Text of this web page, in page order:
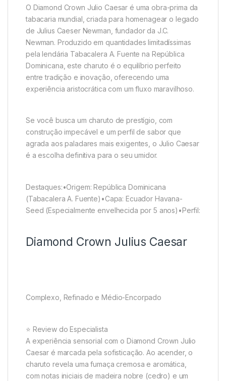
O Diamond Crown Julio Caesar é uma obra-prima da
tabacaria mundial, criada para homenagear o legado
de Julius Caeser Newman, fundador da J.C.
Newman. Produzido em quantidades limitadíssimas
pela lendária Tabacalera A. Fuente na República
Dominicana, este charuto é o equilíbrio perfeito
entre tradição e inovação, oferecendo uma
experiência aristocrática com um fluxo maravilhoso.
Se você busca um charuto de prestígio, com
construção impecável e um perfil de sabor que
agrada aos paladares mais exigentes, o Julio Caesar
é a escolha definitiva para o seu umidor.
Destaques:•Origem: República Dominicana
(Tabacalera A. Fuente)•Capa: Ecuador Havana-
Seed (Especialmente envelhecida por 5 anos)•Perfil:
Diamond Crown Julius Caesar
Complexo, Refinado e Médio-Encorpado
⭐ Review do Especialista
A experiência sensorial com o Diamond Crown Julio
Caesar é marcada pela sofisticação. Ao acender, o
charuto revela uma fumaça cremosa e aromática,
com notas iniciais de madeira nobre (cedro) e um